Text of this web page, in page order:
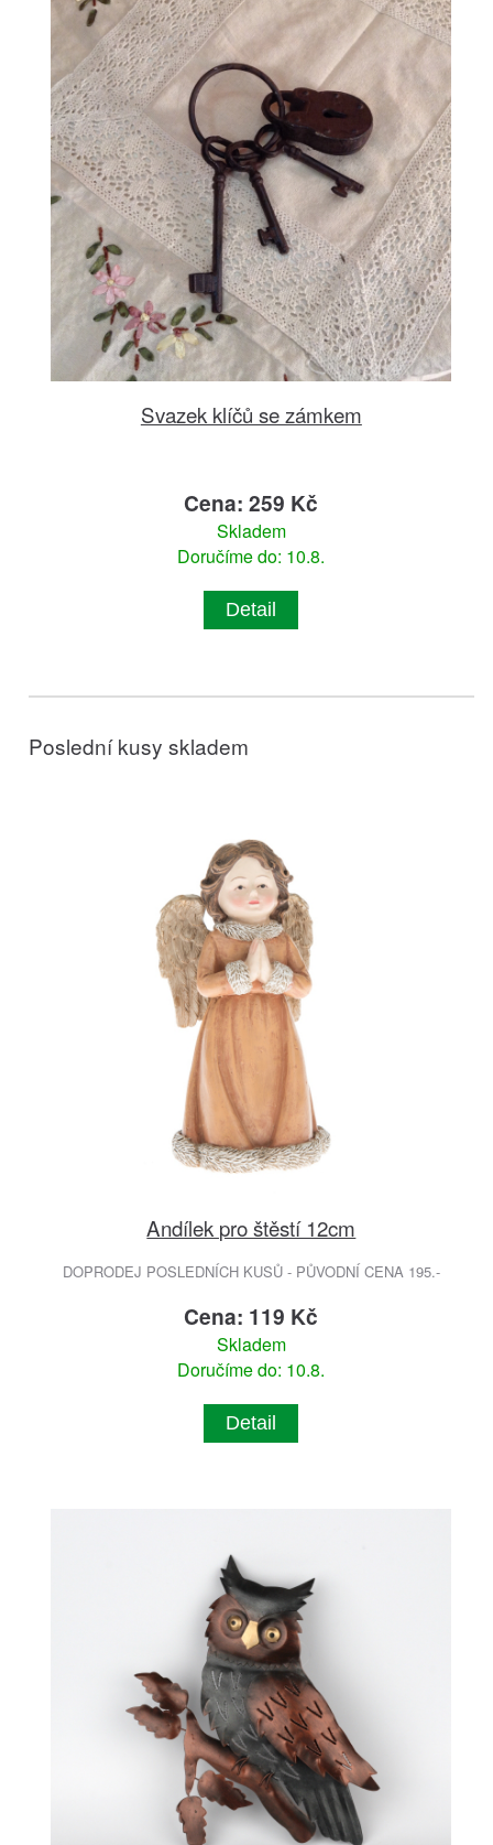
Svazek klíčů se zámkem
Cena: 259 Kč
Skladem
Doručíme do: 10.8.
Detail
Poslední kusy skladem
Andílek pro štěstí 12cm
DOPRODEJ POSLEDNÍCH KUSŮ - PŮVODNÍ CENA 195.-
Cena: 119 Kč
Skladem
Doručíme do: 10.8.
Detail